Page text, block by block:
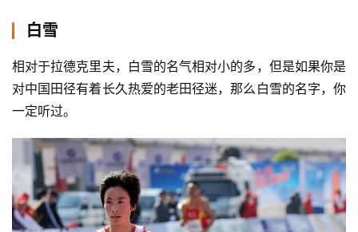
白雪
相对于拉德克里夫，白雪的名气相对小的多，但是如果你是
对中国田径有着长久热爱的老田径迷，那么白雪的名字，你
一定听过。